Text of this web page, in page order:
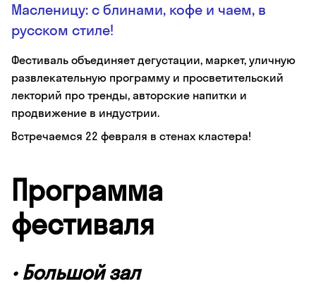
Масленицу: с блинами, кофе и чаем, в
русском стиле!
Фестиваль объединяет дегустации, маркет, уличную
развлекательную программу и просветительский
лекторий про тренды, авторские напитки и
продвижение в индустрии.
Встречаемся 22 февраля в стенах кластера!
Программа
фестиваля
• Большой зал